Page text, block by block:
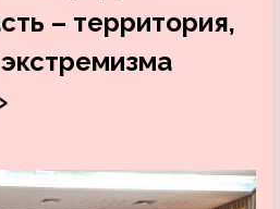
– территория,